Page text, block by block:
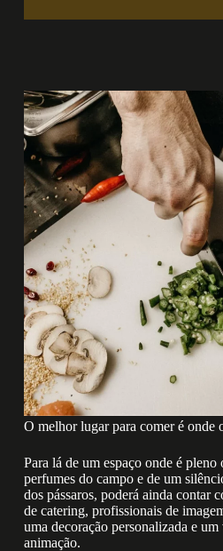
O melhor lugar para comer é onde
Para lá de um espaço onde é pleno
perfumes do campo e de um
dos pássaros, poderá ainda contar
de catering, profissionais de
uma decoração personalizada e
animação.